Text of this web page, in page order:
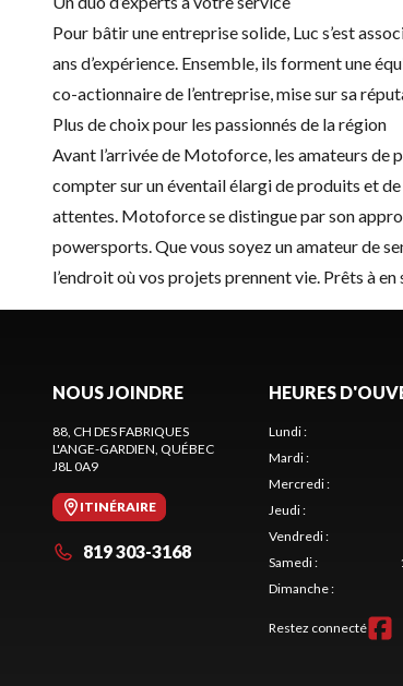
Pour bâtir une entreprise solide, Luc s’est
ans d’expérience. Ensemble, ils forment une
co-actionnaire de l’entreprise, mise sur sa
Plus de choix pour les passionnés de la région
Avant l’arrivée de Motoforce, les amateurs
compter sur un éventail élargi de produits et
attentes. Motoforce se distingue par son
powersports. Que vous soyez un amateur de
l’endroit où vos projets prennent vie. Prêts à en
NOUS JOINDRE
88, CH DES FABRIQUES
L'ANGE-GARDIEN , QUÉBEC
J8L 0A9
ITINÉRAIRE
819 303-3168
HEURES
Lundi:
Mardi:
Mercredi:
Jeudi:
Vendredi:
Samedi:
Dimanche:
Restez connecté